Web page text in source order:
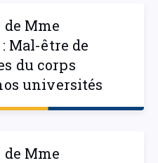
de Mme
Mal-être de
du corps
universités
de Mme